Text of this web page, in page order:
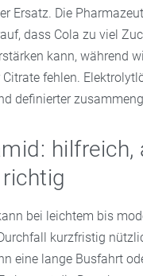
Ersatz. Die
dass Cola zu viel
kann, während
fehlen.
definierter
hilfreich,
bei leichtem bis
kurzfristig
eine lange Busfahrt